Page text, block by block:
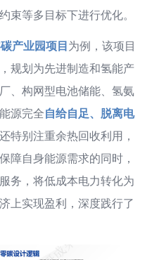
束等多目标下进行优化。
产业园项目 为例，该项目
规划为先进制造和氢能产
、构网型电池储能、氢氨
源完全自给自足、脱离电
特别注重余热回收利用，
障自身能源需求的同时，
务，将低成本电力转化为
上实现盈利，深度践行了